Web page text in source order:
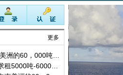
更多
寻船:在中南美洲的60，000吨～64，000吨的货船(智利到中国)。需要多艘船舶
寻船装货在中南美洲的60，000吨～64，000吨的货船(智利到中国)。
寻船:20，000吨散货船，福州装～越南卸。